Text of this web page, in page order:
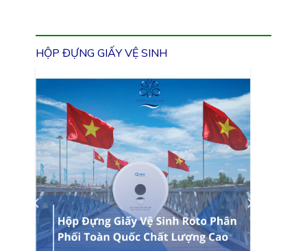
HỘP ĐỰNG GIẤY VỆ SINH